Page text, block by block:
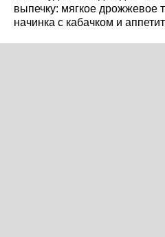
выпечку: мягкое дрожжевое
начинка с кабачком и